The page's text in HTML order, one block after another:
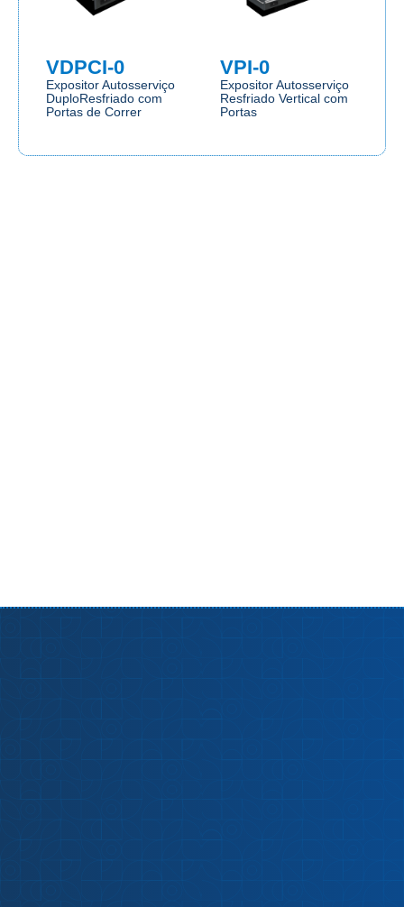
VDPCI-0
Expositor Autosserviço
DuploResfriado com
Portas de Correr
VPI-0
Expositor Autosserviço
Resfriado Vertical com
Portas